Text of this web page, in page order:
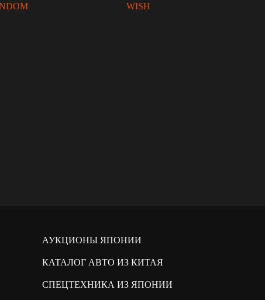
WISH
АУКЦИОНЫ ЯПОНИИ
КАТАЛОГ АВТО ИЗ КИТАЯ
СПЕЦТЕХНИКА ИЗ ЯПОНИИ